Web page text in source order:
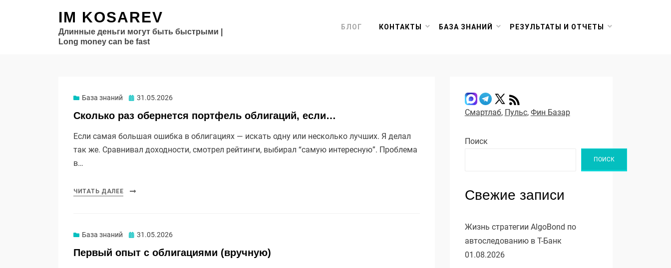
IM KOSAREV
Длинные деньги могут быть быстрыми |
Long money can be fast
БЛОГ КОНТАКТЫ БАЗА ЗНАНИЙ РЕЗУЛЬТАТЫ И ОТЧЕТЫ
База знаний Опубликовано
31.05.2026
Сколько раз обернется портфель облигаций, если…
Если самая большая ошибка в облигациях — искать одну или несколько лучших. Я делал
так же. Сравнивал доходности, смотрел рейтинги, выбирал “самую интересную”. Проблема
в…
ЧИТАТЬ ДАЛЕЕ
База знаний Опубликовано
31.05.2026
Первый опыт с облигациями (вручную)
Смартлаб, Пульс, Фин Базар
Поиск
ПОИСК
Свежие записи
Жизнь стратегии AlgoBond по
автоследованию в Т-Банк
01.08.2026